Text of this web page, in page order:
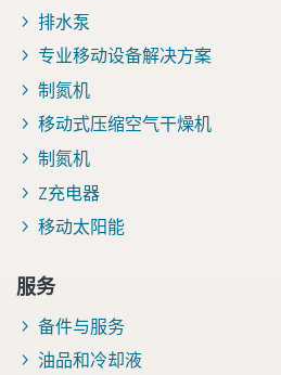
排水泵
专业移动设备解决方案
制氮机
移动式压缩空气干燥机
制氮机
Z充电器
移动太阳能
服务
备件与服务
油品和冷却液